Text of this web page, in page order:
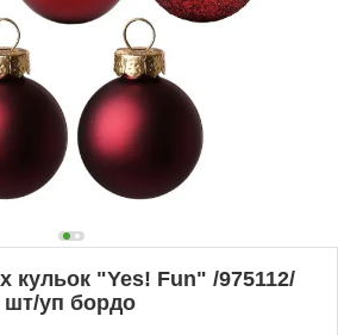
кульок "Yes! Fun" /975112/
шт/уп бордо